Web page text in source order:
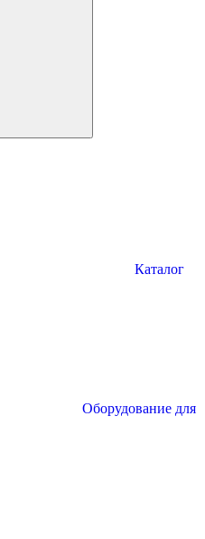
Каталог
Оборудование для